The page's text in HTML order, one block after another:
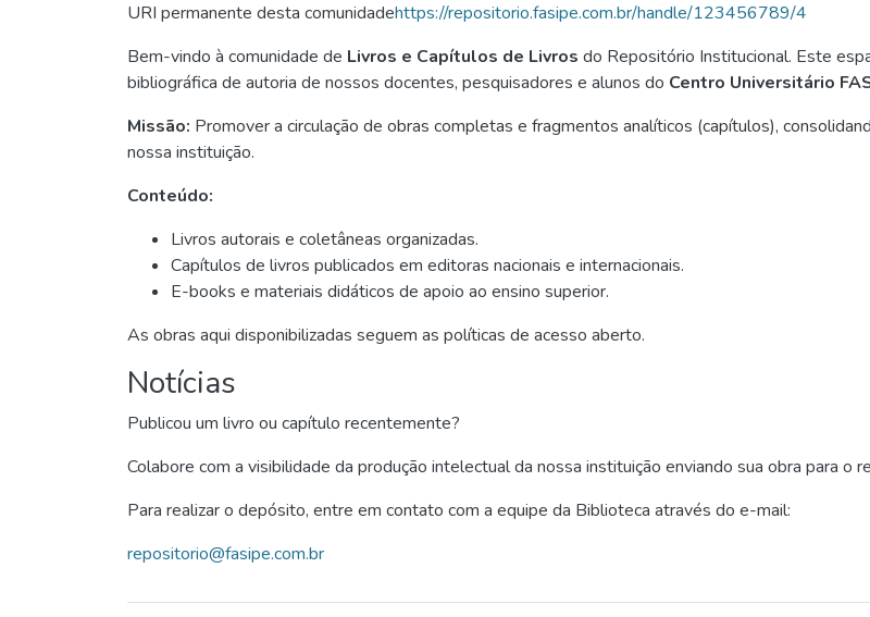
URI permanente desta comunidadehttps://repositorio.fasipe.com.br/handle/123456789/4
Bem-vindo à comunidade de Livros e Capítulos de Livros do Repositório Institucional. Este
bibliográfica de autoria de nossos docentes, pesquisadores e alunos do Centro Universitário
Missão: Promover a circulação de obras completas e fragmentos analíticos (capítulos),
nossa instituição.
Conteúdo:
Livros autorais e coletâneas organizadas.
Capítulos de livros publicados em editoras nacionais e internacionais.
E-books e materiais didáticos de apoio ao ensino superior.
As obras aqui disponibilizadas seguem as políticas de acesso aberto.
Notícias
Publicou um livro ou capítulo recentemente?
Colabore com a visibilidade da produção intelectual da nossa instituição enviando sua obra para o
Para realizar o depósito, entre em contato com a equipe da Biblioteca através do e-mail:
repositorio@fasipe.com.br